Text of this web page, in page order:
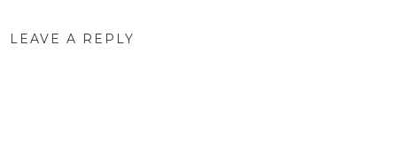
LEAVE A REPLY